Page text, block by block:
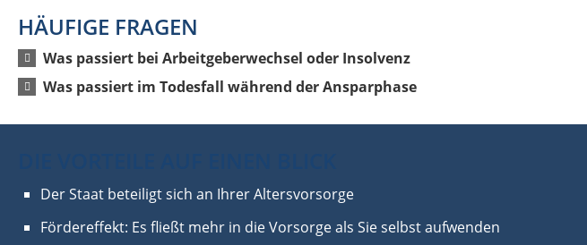
HÄUFIGE FRAGEN
Was passiert bei Arbeitgeberwechsel oder Insolvenz
Was passiert im Todesfall während der Ansparphase
Der Staat beteiligt sich an Ihrer Altersvorsorge
Fördereffekt: Es fließt mehr in die Vorsorge als Sie selbst aufwenden